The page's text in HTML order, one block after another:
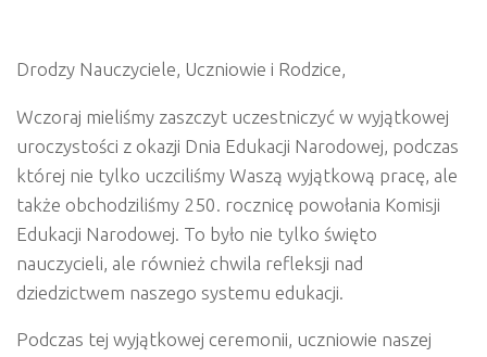
Drodzy Nauczyciele, Uczniowie i Rodzice,
Wczoraj mieliśmy zaszczyt uczestniczyć w wyjątkowej
uroczystości z okazji Dnia Edukacji Narodowej, podczas
której nie tylko uczciliśmy Waszą wyjątkową pracę, ale
także obchodziliśmy 250. rocznicę powołania Komisji
Edukacji Narodowej. To było nie tylko święto
nauczycieli, ale również chwila refleksji nad
dziedzictwem naszego systemu edukacji.
Podczas tej wyjątkowej ceremonii, uczniowie naszej